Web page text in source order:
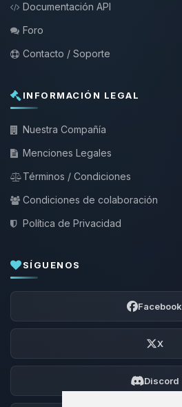
Documentación API
Foro
Contacto / Soporte
INFORMACIÓN LEGAL
Nuestra Compañía
Menciones Legales
Términos / Condiciones
Condiciones de colaboración
Política de Privacidad
SÍGUENOS
Facebook
X
Discord